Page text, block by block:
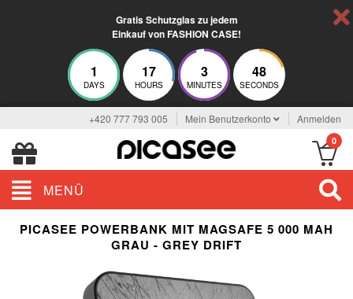
Gratis Schutzglas zu jedem
Einkauf von FASHION CASE!
1
DAYS
17
HOURS
3
MINUTES
48
SECONDS
+420 777 793 005 Mein Benutzerkonto Anmelden
0
MENÜ
PICASEE POWERBANK MIT MAGSAFE 5 000 MAH
GRAU - GREY DRIFT